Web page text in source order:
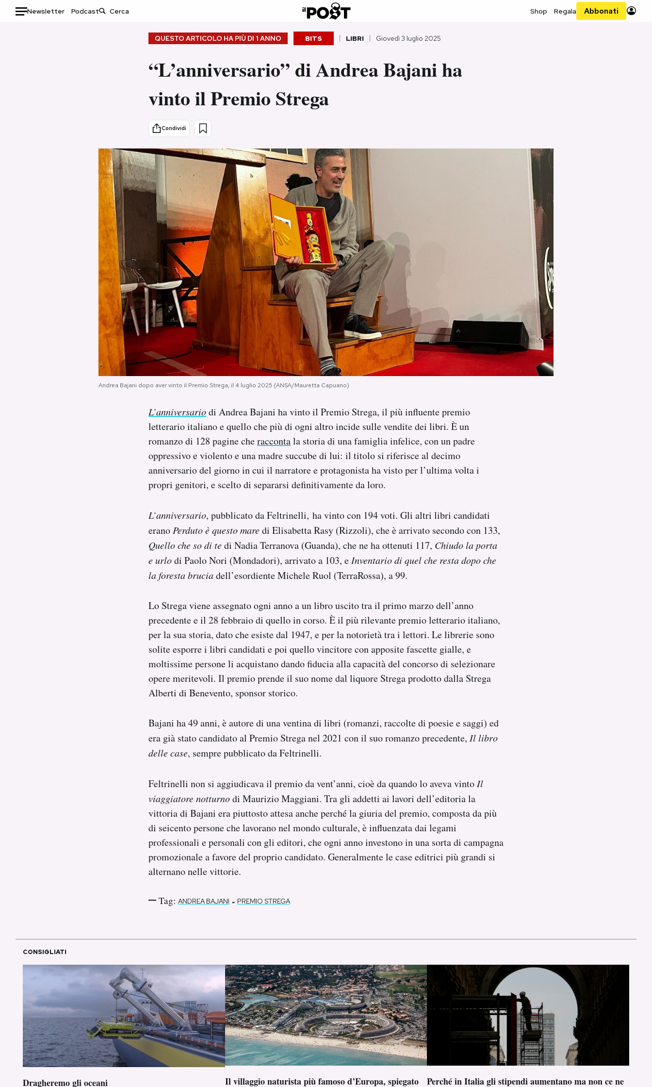
Newsletter Podcast Shop Regala Abbonati
Storie/Idee
Ok Boomer!
Media
Europa
Altrecose
Mondiali calcio 2026
QUESTO ARTICOLO HA PIÙ DI 1 ANNO BITS LIBRI Giovedì 3 luglio 2025
“L’anniversario” di Andrea Bajani ha
vinto il Premio Strega
Condividi
Andrea Bajani dopo aver vinto il Premio Strega, il 4 luglio 2025 (ANSA/Mauretta Capuano)
L’anniversariodi Andrea Bajani ha vinto il Premio Strega, il più influente premio
letterario italiano e quello che più di ogni altro incide sulle vendite dei libri. È un
romanzo di 128 pagine cheraccontala storia di una famiglia infelice, con un padre
oppressivo e violento e una madre succube di lui: il titolo si riferisce al decimo
anniversario del giorno in cui il narratore e protagonista ha visto per l’ultima volta i
propri genitori, e scelto di separarsi definitivamente da loro.
L’anniversario, pubblicato da Feltrinelli, ha vinto con 194 voti. Gli altri libri candidati
erano Perduto è questo maredi Elisabetta Rasy (Rizzoli), che è arrivato secondo con 133,
Quello che so di tedi Nadia Terranova (Guanda), che ne ha ottenuti 117, Chiudo la porta
e urlodi Paolo Nori (Mondadori), arrivato a 103, e Inventario di quel che resta dopo che
la foresta bruciadell’esordiente Michele Ruol (TerraRossa), a 99.
Lo Strega viene assegnato ogni anno a un libro uscito tra il primo marzo dell’anno
precedente e il 28 febbraio di quello in corso. È il più rilevante premio letterario italiano,
per la sua storia, dato che esiste dal 1947, e per la notorietà tra i lettori. Le librerie sono
solite esporre i libri candidati e poi quello vincitore con apposite fascette gialle, e
moltissime persone li acquistano dando fiducia alla capacità del concorso di selezionare
opere meritevoli. Il premio prende il suo nome dal liquore Strega prodotto dalla Strega
Alberti di Benevento, sponsor storico.
Bajani ha 49 anni, è autore di una ventina di libri (romanzi, raccolte di poesie e saggi) ed
era già stato candidato al Premio Strega nel 2021 con il suo romanzo precedente, Il libro
delle case, sempre pubblicato da Feltrinelli.
Feltrinelli non si aggiudicava il premio da vent’anni, cioè da quando lo aveva vinto Il
viaggiatore notturnodi Maurizio Maggiani. Tra gli addetti ai lavori dell’editoria la
vittoria di Bajani era piuttosto attesa anche perché la giuria del premio, composta da più
di seicento persone che lavorano nel mondo culturale, è influenzata dai legami
professionali e personali con gli editori, che ogni anno investono in una sorta di campagna
promozionale a favore del proprio candidato. Generalmente le case editrici più grandi si
alternano nelle vittorie.
Tag: ANDREA BAJANI - PREMIO STREGA
CONSIGLIATI
Dragheremo gli oceani Il villaggio naturista più famoso d’Europa, spiegato Perché in Italia gli stipendi aumentano ma non ce ne